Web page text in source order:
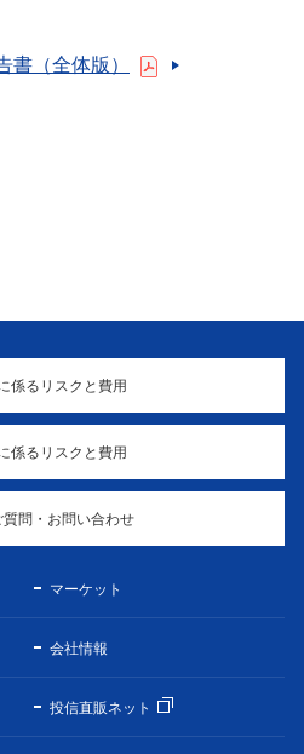
（全体版）
係るリスクと費用
係るリスクと費用
質問・お問い合わせ
マーケット
会社情報
投信直販ネット